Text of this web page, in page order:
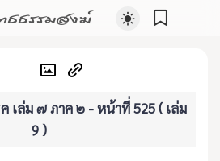
ธธรรมสงฆ์
เล่ม ๗ ภาค ๒ - หน้าที่ 525 ( เล่ม
9 )